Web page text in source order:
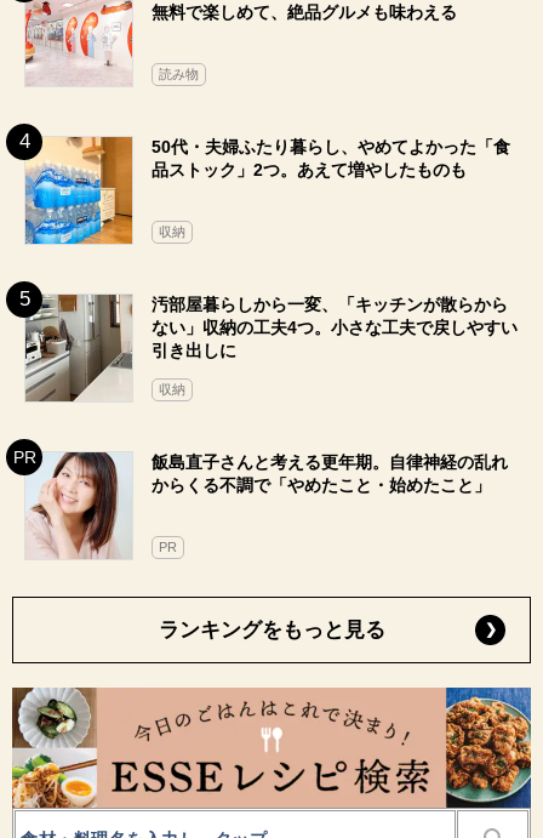
無料で楽しめて、絶品グルメも味わえる
読み物
50代・夫婦ふたり暮らし、やめてよかった「食
品ストック」2つ。あえて増やしたものも
収納
汚部屋暮らしから一変、「キッチンが散らから
ない」収納の工夫4つ。小さな工夫で戻しやすい
引き出しに
収納
飯島直子さんと考える更年期。自律神経の乱れ
からくる不調で「やめたこと・始めたこと」
PR
ランキングをもっと見る